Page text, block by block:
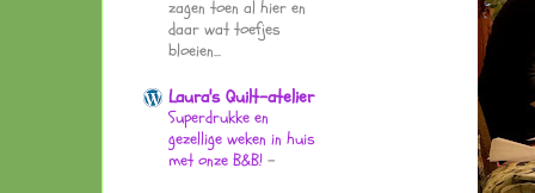
zagen toen al hier en
daar wat toefjes
bloeien...
Laura's Quilt-atelier
Superdrukke en
gezellige weken in huis
met onze B&B! -